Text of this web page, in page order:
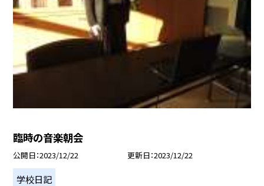
臨時の音楽朝会
公開日 2023/12/22 更新日 2023/12/22
学校日記